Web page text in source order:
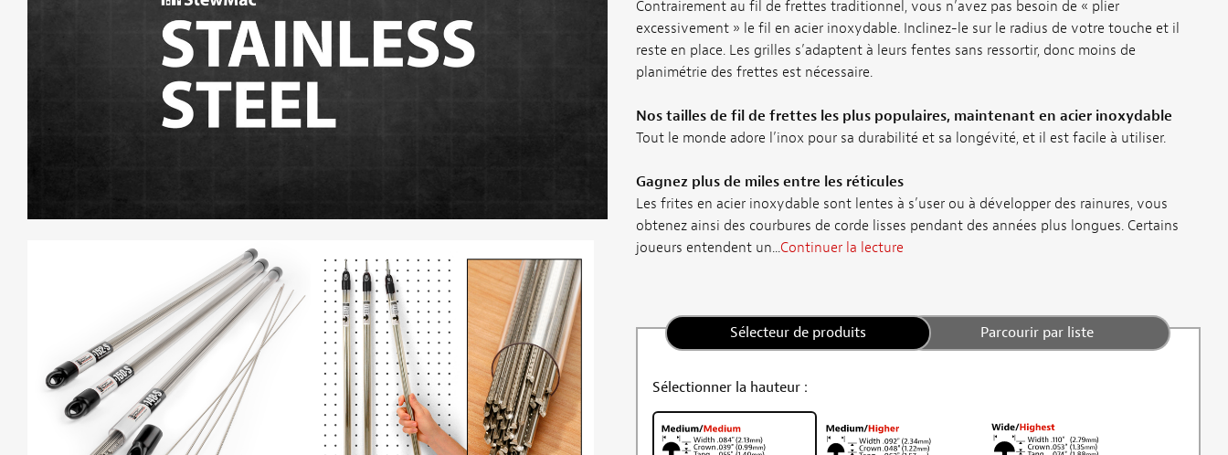
Contrairement au fil de frettes traditionnel, vous n’avez pas besoin de « plier
excessivement » le fil en acier inoxydable. Inclinez-le sur le radius de votre touche et il
reste en place. Les grilles s’adaptent à leurs fentes sans ressortir, donc moins de
planimétrie des frettes est nécessaire.
Nos tailles de fil de frettes les plus populaires, maintenant en acier inoxydable
Tout le monde adore l’inox pour sa durabilité et sa longévité, et il est facile à utiliser.
Gagnez plus de miles entre les réticules
Les frites en acier inoxydable sont lentes à s’user ou à développer des rainures, vous
obtenez ainsi des courbures de corde lisses pendant des années plus longues. Certains
joueurs entendent un...Continuer la lecture
Sélecteur de produits Parcourir par liste
Sélectionner la hauteur :